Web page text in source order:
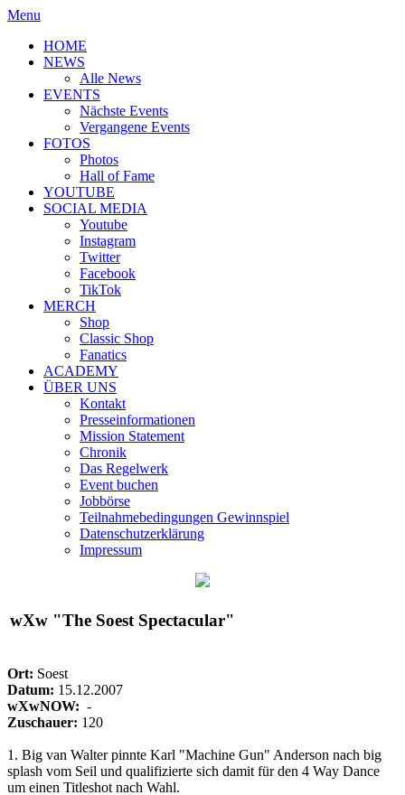
Menu
HOME
NEWS
Alle News
EVENTS
Nächste Events
Vergangene Events
FOTOS
Photos
Hall of Fame
YOUTUBE
SOCIAL MEDIA
Youtube
Instagram
Twitter
Facebook
TikTok
MERCH
Shop
Classic Shop
Fanatics
ACADEMY
ÜBER UNS
Kontakt
Presseinformationen
Mission Statement
Chronik
Das Regelwerk
Event buchen
Jobbörse
Teilnahmebedingungen Gewinnspiel
Datenschutzerklärung
Impressum
wXw "The Soest Spectacular"
Ort: Soest
Datum: 15.12.2007
wXwNOW: -
Zuschauer: 120
1. Big van Walter pinnte Karl "Machine Gun" Anderson nach big
splash vom Seil und qualifizierte sich damit für den 4 Way Dance
um einen Titleshot nach Wahl.